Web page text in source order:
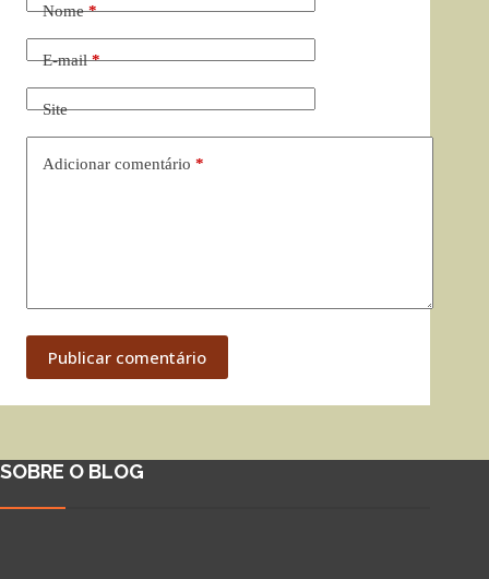
Nome*
E-mail*
Site
Adicionar comentário *
Publicar comentário
SOBRE O BLOG